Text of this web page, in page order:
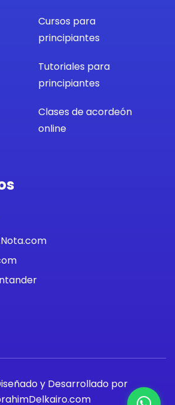
Cursos para
principiantes
Tutoriales para
principiantes
Clases de acordeón
online
y Desarrollado por